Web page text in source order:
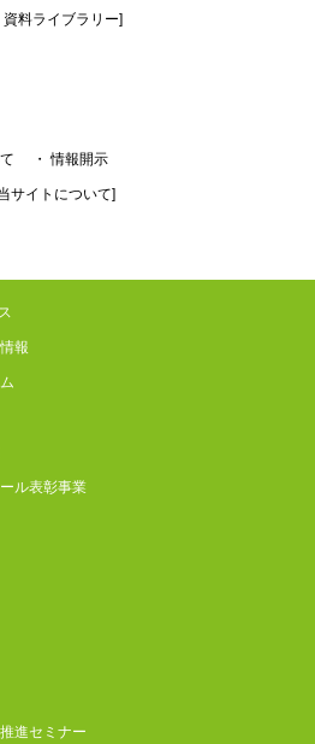
資料ライブラリー]
・ 情報開示
サイトについて]
報
ル表彰事業
進セミナー